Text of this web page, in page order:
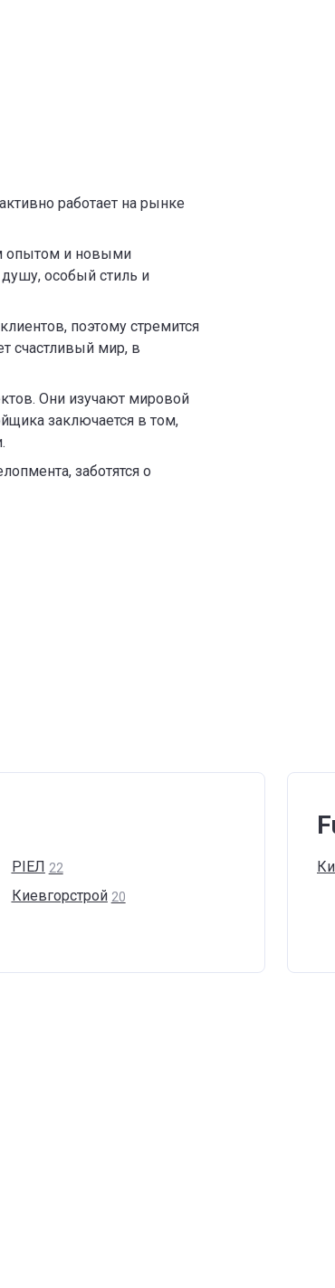
работает на рынке
опытом и новыми
особый стиль и
поэтому стремится
счастливый мир, в
Они изучают мировой
заключается в том,
заботятся о
РІЕЛ 22
Киевгорстрой 20